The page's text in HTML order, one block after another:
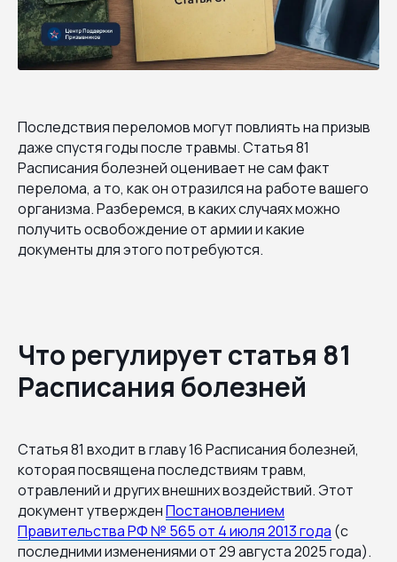
Последствия переломов могут повлиять на призыв
даже спустя годы после травмы. Статья 81
Расписания болезней оценивает не сам факт
перелома, а то, как он отразился на работе вашего
организма. Разберемся, в каких случаях можно
получить освобождение от армии и какие
документы для этого потребуются.
Что регулирует статья 81
Расписания болезней
Статья 81 входит в главу 16 Расписания болезней,
которая посвящена последствиям травм,
отравлений и других внешних воздействий. Этот
документ утвержденПостановлением
Правительства РФ № 565 от 4 июля 2013 года (с
последними изменениями от 29 августа 2025 года).